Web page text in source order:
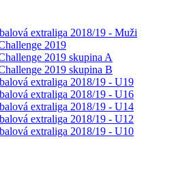
extraliga 2018/19 - Muži
2019
2019 skupina A
2019 skupina B
extraliga 2018/19 - U19
extraliga 2018/19 - U16
extraliga 2018/19 - U14
extraliga 2018/19 - U12
extraliga 2018/19 - U10